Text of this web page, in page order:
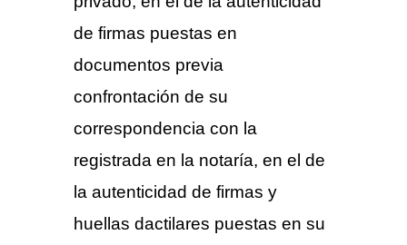
de firmas puestas en
documentos previa
confrontación de su
correspondencia con la
registrada en la notaría, en el de
la autenticidad de firmas y
huellas dactilares puestas en su